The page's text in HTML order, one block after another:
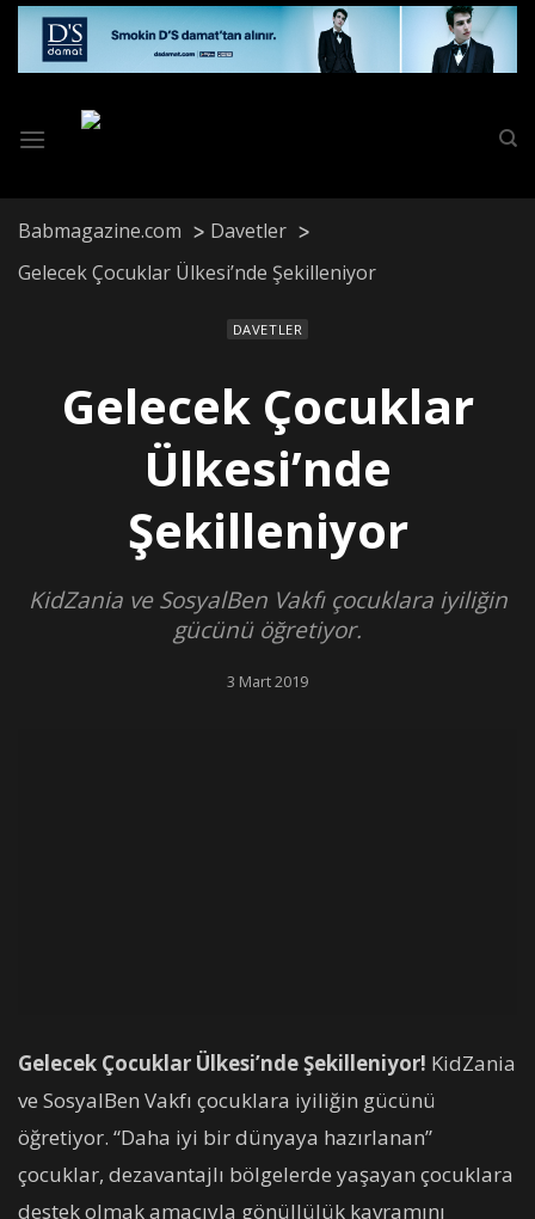
Skip
content
Babmagazine.com
Davetler
Gelecek Çocuklar Ülkesi’nde Şekilleniyor
DAVETLER
Gelecek Çocuklar
Ülkesi’nde
Şekilleniyor
KidZania ve SosyalBen Vakfı çocuklara iyiliğin
gücünü öğretiyor.
3 Mart 2019
Gelecek Çocuklar Ülkesi’nde Şekilleniyor! KidZania
ve SosyalBen Vakfı çocuklara iyiliğin gücünü
öğretiyor. “Daha iyi bir dünyaya hazırlanan”
çocuklar, dezavantajlı bölgelerde yaşayan çocuklara
destek olmak amacıyla gönüllülük kavramını